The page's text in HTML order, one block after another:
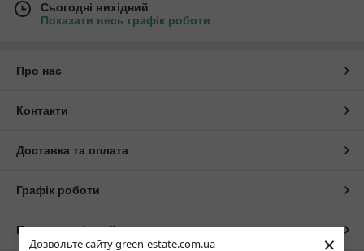
Дозвольте сайту green-estate.com.ua ×
Сьогодні вихідний
Показати весь графік роботи
Про нас
Контакти
Доставка та оплата
Графік роботи
Повна версія сайту